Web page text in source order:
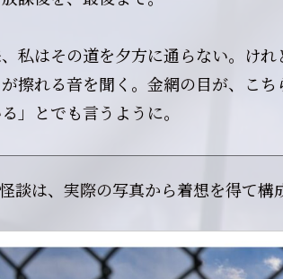
私はその道を夕方に通らない。け
擦れる音を聞く。金網の目が、こ
」とでも言うように。
談は、実際の写真から着想を得て構